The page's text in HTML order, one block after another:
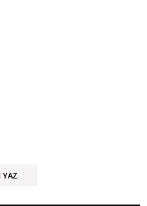
YAZ